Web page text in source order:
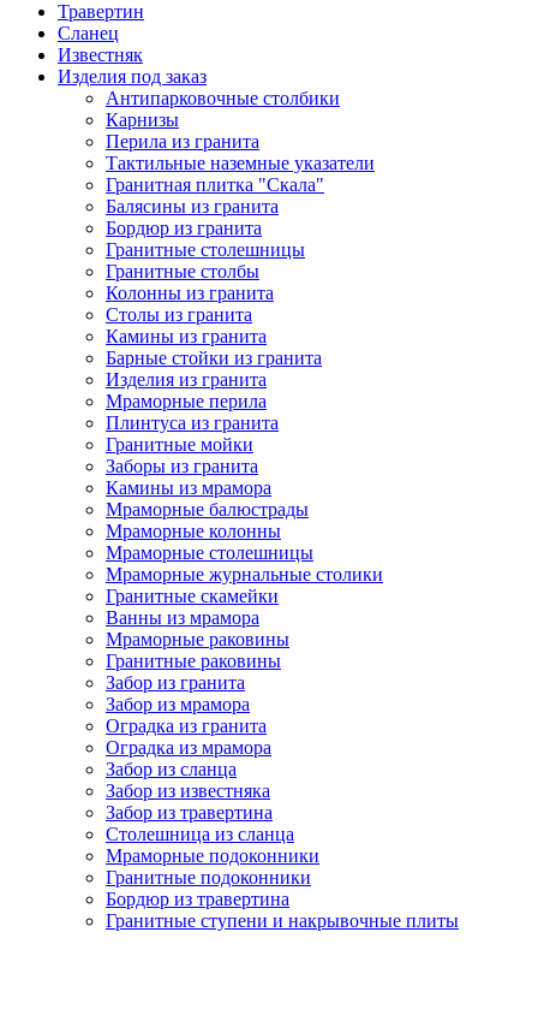
Травертин
Сланец
Известняк
Изделия под заказ
Антипарковочные столбики
Карнизы
Перила из гранита
Тактильные наземные указатели
Гранитная плитка "Скала"
Балясины из гранита
Бордюр из гранита
Гранитные столешницы
Гранитные столбы
Колонны из гранита
Столы из гранита
Камины из гранита
Барные стойки из гранита
Изделия из гранита
Мраморные перила
Плинтуса из гранита
Гранитные мойки
Заборы из гранита
Камины из мрамора
Мраморные балюстрады
Мраморные колонны
Мраморные столешницы
Мраморные журнальные столики
Гранитные скамейки
Ванны из мрамора
Мраморные раковины
Гранитные раковины
Забор из гранита
Забор из мрамора
Оградка из гранита
Оградка из мрамора
Забор из сланца
Забор из известняка
Забор из травертина
Столешница из сланца
Мраморные подоконники
Гранитные подоконники
Бордюр из травертина
Гранитные ступени и накрывочные плиты